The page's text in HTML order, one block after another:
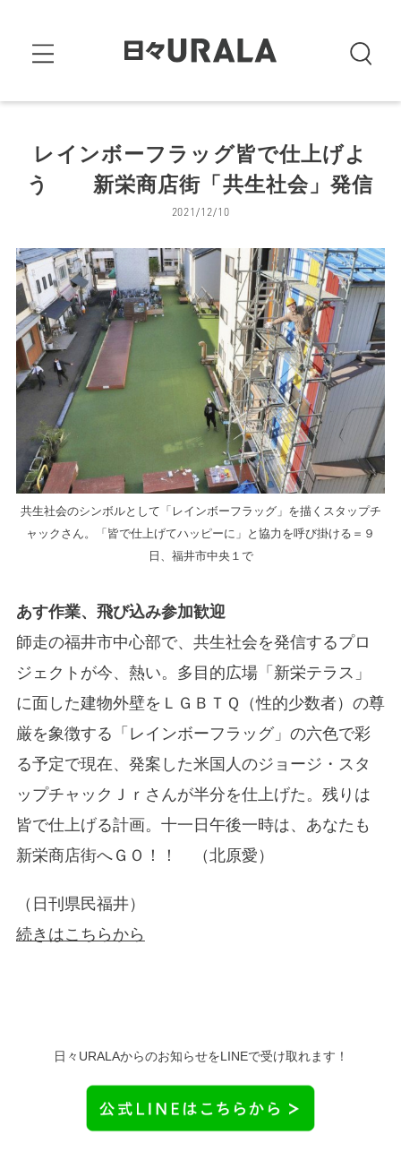
レインボーフラッグ皆で仕上げよ
う 新栄商店街「共生社会」発信
2021/12/10
共生社会のシンボルとして「レインボーフラッグ」を描くスタップチ
ャックさん。「皆で仕上げてハッピーに」と協力を呼び掛ける＝９
日、福井市中央１で
あす作業、飛び込み参加歓迎
師走の福井市中心部で、共生社会を発信するプロ
ジェクトが今、熱い。多目的広場「新栄テラス」
に面した建物外壁をＬＧＢＴＱ（性的少数者）の尊
厳を象徴する「レインボーフラッグ」の六色で彩
る予定で現在、発案した米国人のジョージ・スタ
ップチャックＪｒさんが半分を仕上げた。残りは
皆で仕上げる計画。十一日午後一時は、あなたも
新栄商店街へＧＯ！！ （北原愛）
（日刊県民福井）
続きはこちらから
日々URALAからのお知らせをLINEで受け取れます！